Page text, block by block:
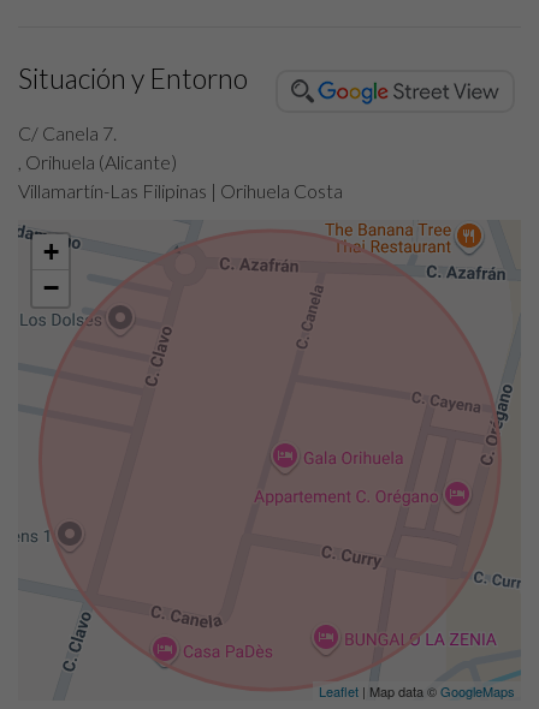
Situación y Entorno
C/ Canela 7.
, Orihuela (Alicante)
Villamartín-Las Filipinas | Orihuela Costa
+
−
Leaflet | Map data ©GoogleMaps